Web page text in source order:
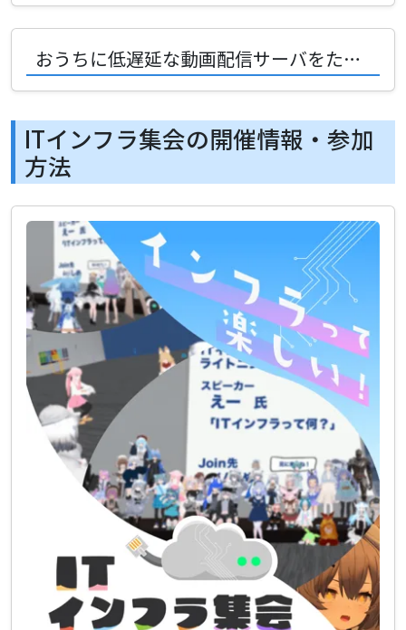
おうちに低遅延な動画配信サーバをたてる
ITインフラ集会の開催情報・参加
方法